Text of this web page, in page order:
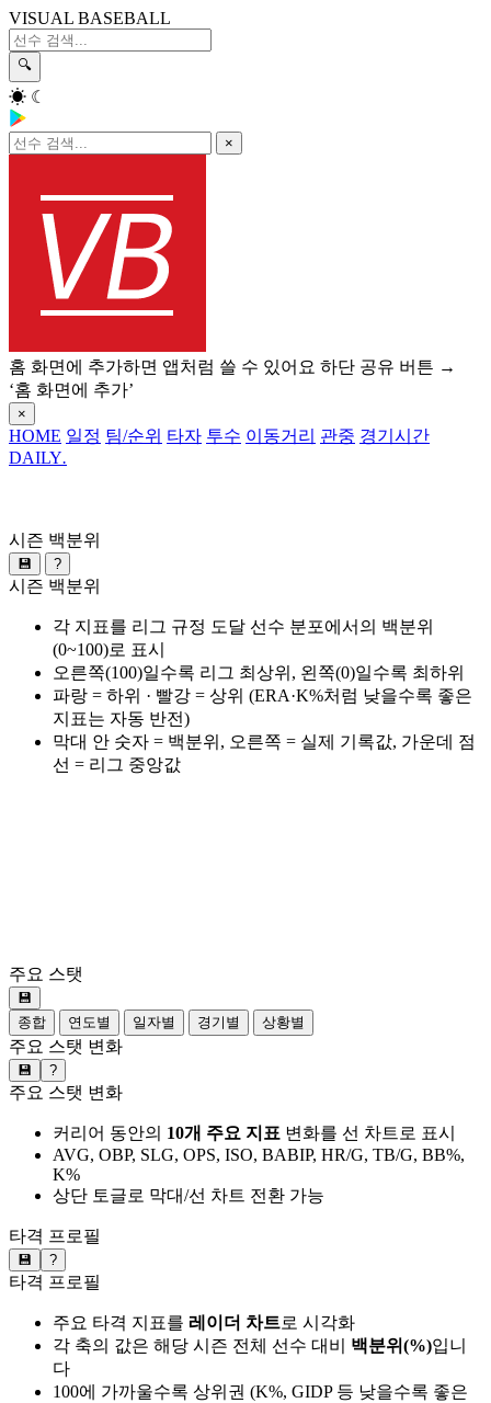
VISUAL BASEBALL
🔍
☀ ☾
×
홈 화면에 추가하면 앱처럼 쓸 수 있어요 하단 공유 버튼 →
‘홈 화면에 추가’
×
HOME 일정 팀/순위 타자 투수 이동거리 관중 경기시간
DAILY.
시즌 백분위
💾 ?
시즌 백분위
각 지표를 리그 규정 도달 선수 분포에서의 백분위
(0~100)로 표시
오른쪽(100)일수록 리그 최상위, 왼쪽(0)일수록 최하위
파랑 = 하위 · 빨강 = 상위 (ERA·K%처럼 낮을수록 좋은
지표는 자동 반전)
막대 안 숫자 = 백분위, 오른쪽 = 실제 기록값, 가운데 점
선 = 리그 중앙값
주요 스탯
💾
종합
연도별 일자별 경기별 상황별
주요 스탯 변화
💾 ?
주요 스탯 변화
커리어 동안의 10개 주요 지표 변화를 선 차트로 표시
AVG, OBP, SLG, OPS, ISO, BABIP, HR/G, TB/G, BB%,
K%
상단 토글로 막대/선 차트 전환 가능
타격 프로필
💾 ?
타격 프로필
주요 타격 지표를 레이더 차트로 시각화
각 축의 값은 해당 시즌 전체 선수 대비 백분위(%)입니
다
100에 가까울수록 상위권 (K%, GIDP 등 낮을수록 좋은